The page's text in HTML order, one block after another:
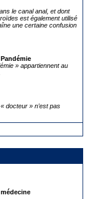
le canal anal, et dont
est également utilisé
une certaine confusion
» appartiennent au
docteur » n’est pas